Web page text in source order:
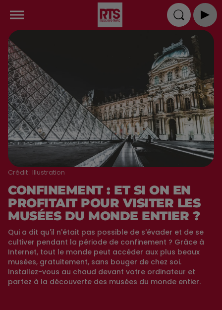
Crédit : Illustration
CONFINEMENT : ET SI ON EN
PROFITAIT POUR VISITER LES
MUSÉES DU MONDE ENTIER ?
Qui a dit qu'il n'était pas possible de s'évader et de se
cultiver pendant la période de confinement ? Grâce à
Internet, tout le monde peut accéder aux plus beaux
musées, gratuitement, sans bouger de chez soi.
Installez-vous au chaud devant votre ordinateur et
partez à la découverte des musées du monde entier.